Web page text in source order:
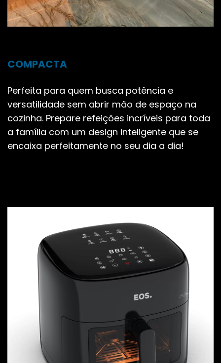
COMPACTA
Perfeita para quem busca potência e
versatilidade sem abrir mão de espaço na
cozinha. Prepare refeições incríveis para toda
a família com um design inteligente que se
encaixa perfeitamente no seu dia a dia!